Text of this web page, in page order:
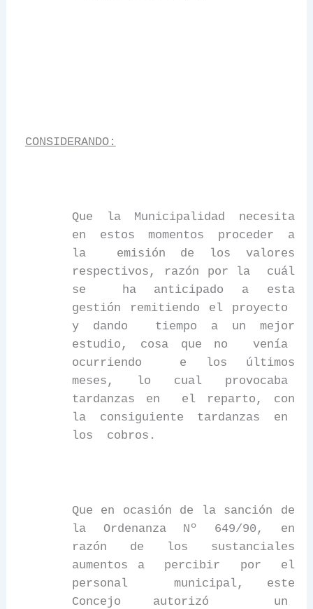
CONSIDERANDO:
Que la Municipalidad necesita
en estos momentos proceder a
la
emisión de los valores
respectivos, razón por la
cuál
se
ha anticipado a esta
gestión remitiendo el proyecto
y dando
tiempo a un mejor
estudio, cosa que no
venía
ocurriendo
e los últimos
meses, lo cual provocaba
tardanzas en
el reparto, con
la consiguiente tardanzas en
los
cobros.
Que en ocasión de la sanción de
la Ordenanza Nº 649/90, en
razón
de los
sustanciales
aumentos a
percibir por
el
personal
municipal, este
Concejo autorizó
un